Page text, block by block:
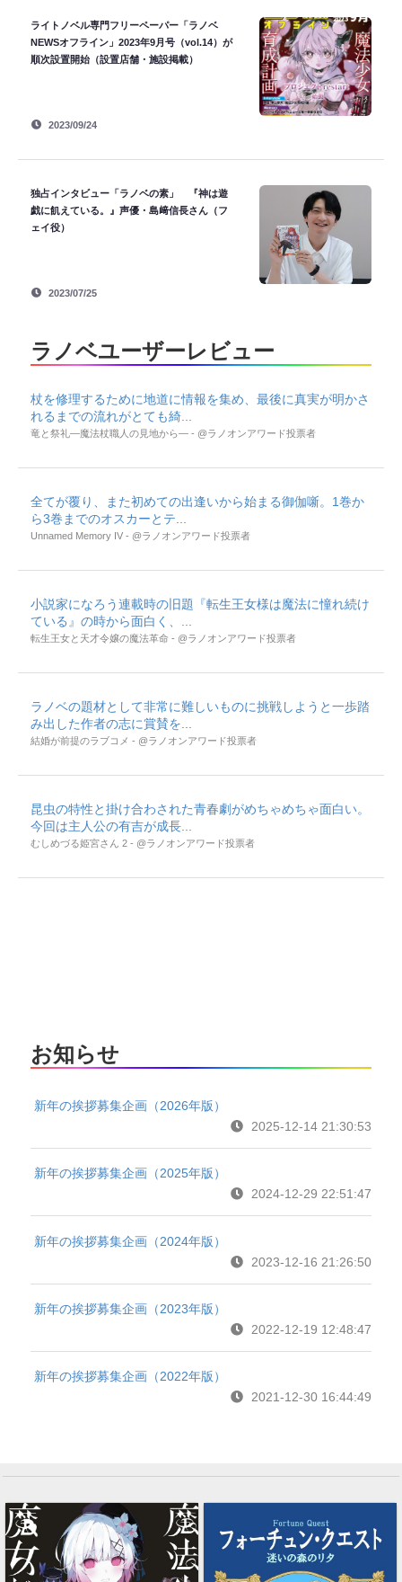
ライトノベル専門フリーペーパー「ラノベ
NEWSオフライン」2023年9月号（vol.14）が
順次設置開始（設置店舗・施設掲載）
2023/09/24
独占インタビュー「ラノベの素」 『神は遊
戯に飢えている。』声優・島﨑信長さん（フ
ェイ役）
2023/07/25
ラノベユーザーレビュー
杖を修理するために地道に情報を集め、最後に真実が明かさ
れるまでの流れがとても綺...
竜と祭礼―魔法杖職人の見地から― - @ラノオンアワード投票者
全てが覆り、また初めての出逢いから始まる御伽噺。1巻か
ら3巻までのオスカーとテ...
Unnamed Memory IV - @ラノオンアワード投票者
小説家になろう連載時の旧題『転生王女様は魔法に憧れ続け
ている』の時から面白く、...
転生王女と天才令嬢の魔法革命 - @ラノオンアワード投票者
ラノベの題材として非常に難しいものに挑戦しようと一歩踏
み出した作者の志に賞賛を...
結婚が前提のラブコメ - @ラノオンアワード投票者
昆虫の特性と掛け合わされた青春劇がめちゃめちゃ面白い。
今回は主人公の有吉が成長...
むしめづる姫宮さん 2 - @ラノオンアワード投票者
お知らせ
新年の挨拶募集企画（2026年版）
2025-12-14 21:30:53
新年の挨拶募集企画（2025年版）
2024-12-29 22:51:47
新年の挨拶募集企画（2024年版）
2023-12-16 21:26:50
新年の挨拶募集企画（2023年版）
2022-12-19 12:48:47
新年の挨拶募集企画（2022年版）
2021-12-30 16:44:49